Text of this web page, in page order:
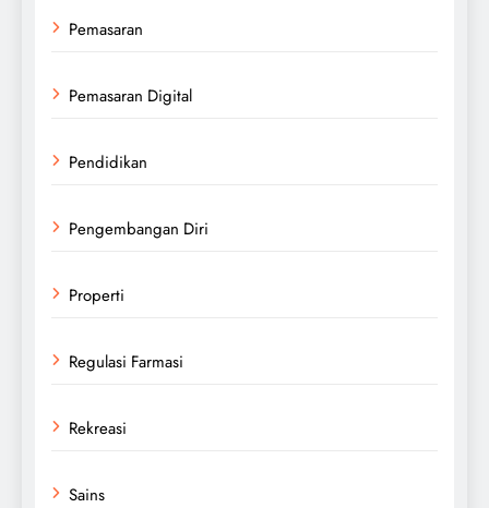
Pemasaran
Pemasaran Digital
Pendidikan
Pengembangan Diri
Properti
Regulasi Farmasi
Rekreasi
Sains